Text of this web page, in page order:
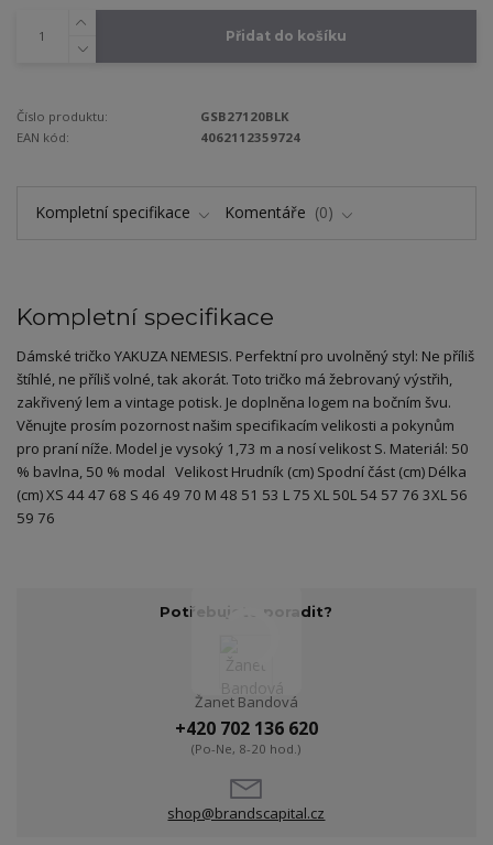
Přidat do košíku
Číslo produktu:
GSB27120BLK
EAN kód:
4062112359724
Kompletní specifikace Komentáře 0
Kompletní specifikace
Dámské tričko YAKUZA NEMESIS. Perfektní pro uvolněný styl: Ne příliš
štíhlé, ne příliš volné, tak akorát. Toto tričko má žebrovaný výstřih,
zakřivený lem a vintage potisk. Je doplněna logem na bočním švu.
Věnujte prosím pozornost našim specifikacím velikosti a pokynům
pro praní níže. Model je vysoký 1,73 m a nosí velikost S. Materiál: 50
% bavlna, 50 % modal Velikost Hrudník (cm) Spodní část (cm) Délka
(cm) XS 44 47 68 S 46 49 70 M 48 51 53 L 75 XL 50L 54 57 76 3XL 56
59 76
Potřebujete poradit?
Žanet Bandová
+420 702 136 620
(Po-Ne, 8-20 hod.)
shop@brandscapital.cz